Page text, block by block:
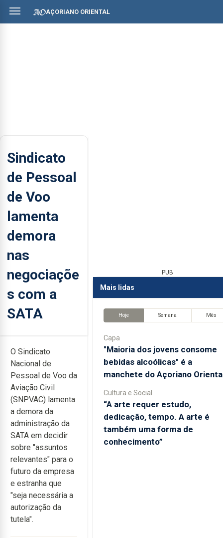
AÇORIANO ORIENTAL
Sindicato
de Pessoal
de Voo
lamenta
demora
nas
negociaçõe
s com a
SATA
O Sindicato
Nacional de
Pessoal de Voo da
Aviação Civil
(SNPVAC) lamenta
a demora da
administração da
SATA em decidir
sobre "assuntos
relevantes" para o
futuro da empresa
e estranha que
"seja necessária a
autorização da
tutela".
PUB
Mais lidas
Hoje Semana Mês
Capa
"Maioria dos jovens consome
bebidas alcoólicas" é a
manchete do Açoriano
Cultura e Social
“A arte requer estudo,
dedicação, tempo. A arte é
também uma forma de
conhecimento”